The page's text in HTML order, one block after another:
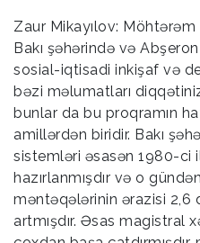
Zaur Mikayılov:
Bakı şəhərində və
sosial-iqtisadi inkişaf və
bəzi məlumatları
bunlar da bu proqramın
amillərdən biridir. Bakı
sistemləri əsasən 1980-ci
hazırlanmışdır və o
məntəqələrinin ərazisi 2,6
artmışdır. Əsas magistral